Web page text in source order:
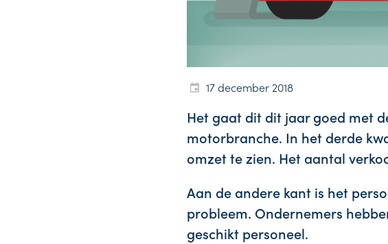
17 december 2018
Het gaat dit dit jaar goed met
motorbranche. In het derde
omzet te zien. Het aantal
Aan de andere kant is het
probleem. Ondernemers
geschikt personeel.